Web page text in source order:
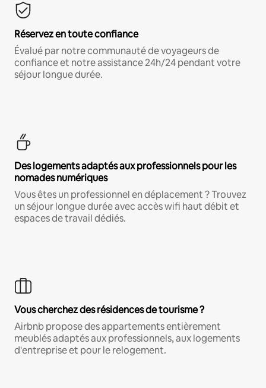
Réservez en toute confiance
Évalué par notre communauté de voyageurs de
confiance et notre assistance 24h/24 pendant votre
séjour longue durée.
Des logements adaptés aux professionnels pour les
nomades numériques
Vous êtes un professionnel en déplacement ? Trouvez
un séjour longue durée avec accès wifi haut débit et
espaces de travail dédiés.
Vous cherchez des résidences de tourisme ?
Airbnb propose des appartements entièrement
meublés adaptés aux professionnels, aux logements
d'entreprise et pour le relogement.